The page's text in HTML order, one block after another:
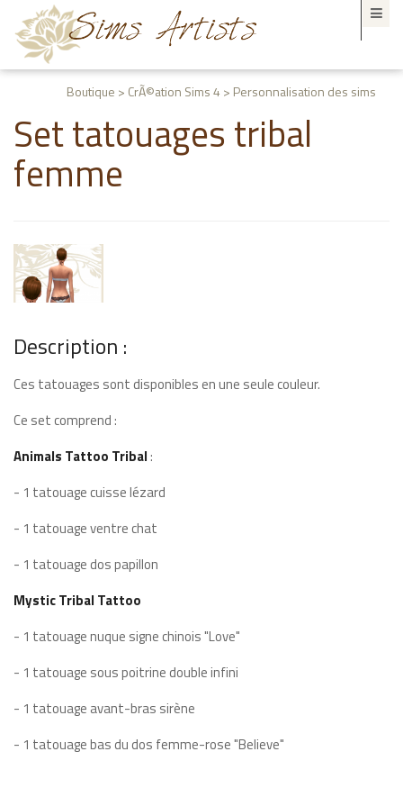
Boutique > CrÃ©ation Sims 4 > Personnalisation des sims
Set tatouages tribal
femme
Description :
Ces tatouages sont disponibles en une seule couleur.
Ce set comprend :
Animals Tattoo Tribal:
- 1 tatouage cuisse lézard
- 1 tatouage ventre chat
- 1 tatouage dos papillon
Mystic Tribal Tattoo
- 1 tatouage nuque signe chinois "Love"
- 1 tatouage sous poitrine double infini
- 1 tatouage avant-bras sirène
- 1 tatouage bas du dos femme-rose "Believe"